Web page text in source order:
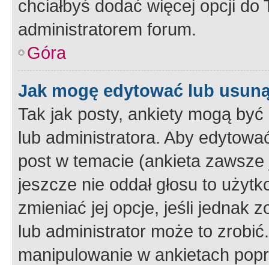
chciałbyś dodać więcej opcji
administratorem forum.
Góra
Jak mogę edytować lub
Tak jak posty, ankiety mogą
lub administratora. Aby
post w temacie (ankieta
jeszcze nie oddał głosu to
zmieniać jej opcje, jeśli jednak
lub administrator może to
manipulowanie w ankietach